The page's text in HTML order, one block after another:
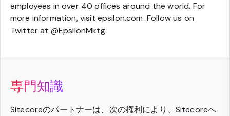
employees in over 40 offices around the world. For
more information, visit epsilon.com. Follow us on
Twitter at @EpsilonMktg.
専門知識
Sitecoreのパートナーは、次の権利により、Sitecoreへ